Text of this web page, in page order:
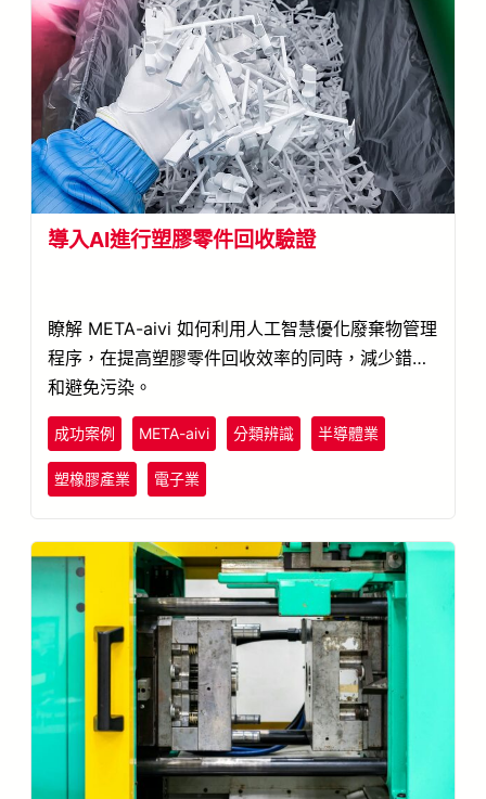
導入AI進行塑膠零件回收驗證
瞭解 META-aivi 如何利用人工智慧優化廢棄物管理
程序，在提高塑膠零件回收效率的同時，減少錯誤
和避免污染。
成功案例 META-aivi 分類辨識 半導體業
塑橡膠產業 電子業